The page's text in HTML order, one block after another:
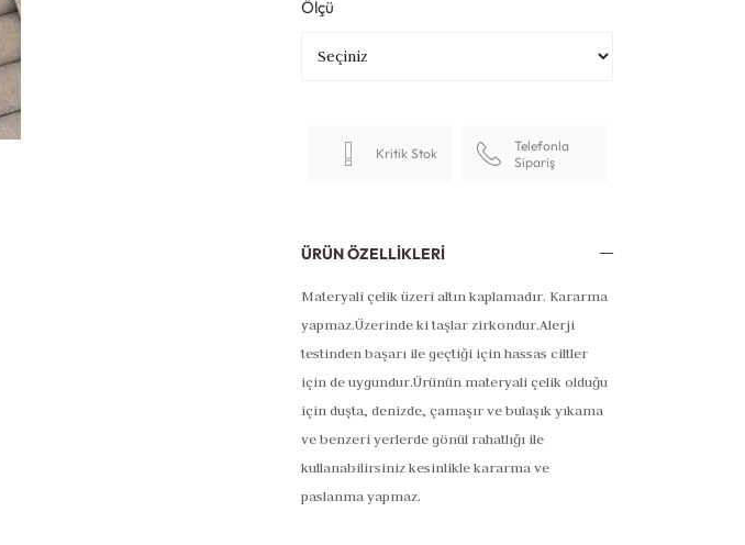
Ölçü
Kritik Stok
Telefonla
Sipariş
ÜRÜN ÖZELLIKLERI
Materyali çelik üzeri altın kaplamadır. Kararma
yapmaz.Üzerinde ki taşlar zirkondur.Alerji
testinden başarı ile geçtiği için hassas ciltler
için de uygundur.Ürünün materyali çelik olduğu
için duşta, denizde, çamaşır ve bulaşık yıkama
ve benzeri yerlerde gönül rahatlığı ile
kullanabilirsiniz kesinlikle kararma ve
paslanma yapmaz.